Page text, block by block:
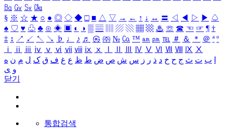
㏃ ㏉ ㏜ ㏆
§ ※ ☆ ★ ○ ● ◎ ◇ ◆ □ ■ △ ▽ → ← ↑ ↓ ↔ 〓 ◁ ◀ ▷ ▶ ♤
♠ ♡ ♥ ♧ ♣ ⊙ ◈ ▣ ◐ ◑ ▒ ▤ ▨ ▧ ▦ ▩ ♨ ☏ ☎ ☜ ☞ ¶ †
‡ ↕ ↗ ↙ ↖ ↘ ♭ ♩ ♪ ♬ ㉿ ㈜ № ㏇ ™ ㏂ ㏘ ℡ ＃ ＆ ＊ ＠ ª º
ⅰ
ⅱ ⅲ ⅳ ⅴ ⅵ ⅶ ⅷ ⅸ ⅹ Ⅳ Ⅴ Ⅵ Ⅶ Ⅷ Ⅸ Ⅹ
ب ت ث ج ح خ د ذ ر ز س ش ص ض ط ظ ع غ ف ق ک ل م ن ه
و ی
닫기
통합검색